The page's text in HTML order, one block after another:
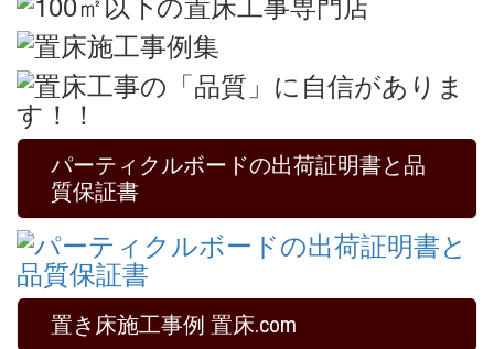
パーティクルボードの出荷証明書と品
質保証書
置き床施工事例 置床.com